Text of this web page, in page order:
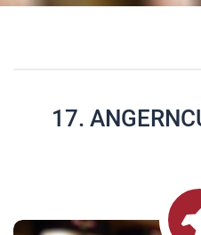
17.